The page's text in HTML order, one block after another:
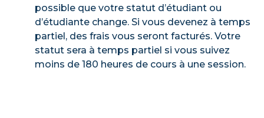
possible que votre statut d’étudiant ou
d’étudiante change. Si vous devenez à temps
partiel, des frais vous seront facturés. Votre
statut sera à temps partiel si vous suivez
moins de 180 heures de cours à une session.